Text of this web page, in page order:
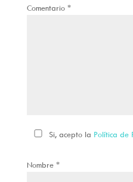
Comentario *
Si, acepto la Política de
Nombre *